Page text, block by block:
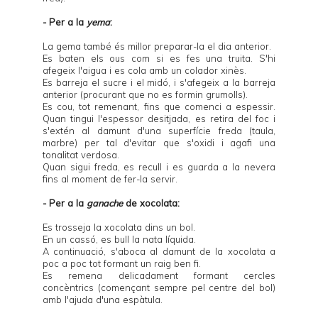
- Per a la yema:
La gema també és millor preparar-la el dia anterior.
Es baten els ous com si es fes una truita. S'hi
afegeix l'aigua i es cola amb un colador xinès.
Es barreja el sucre i el midó, i s'afegeix a la barreja
anterior (procurant que no es formin grumolls).
Es cou, tot remenant, fins que comenci a espessir.
Quan tingui l'espessor desitjada, es retira del foc i
s'extén al damunt d'una superfície freda (taula,
marbre) per tal d'evitar que s'oxidi i agafi una
tonalitat verdosa.
Quan sigui freda, es recull i es guarda a la nevera
fins al moment de fer-la servir.
- Per a la ganachede xocolata:
Es trosseja la xocolata dins un bol.
En un cassó, es bull la nata líquida.
A continuació, s'aboca al damunt de la xocolata a
poc a poc tot formant un raig ben fi.
Es remena delicadament formant cercles
concèntrics (començant sempre pel centre del bol)
amb l'ajuda d'una espàtula.